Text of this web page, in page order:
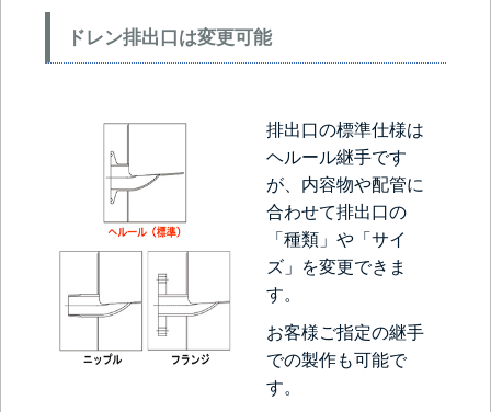
ドレン排出口は変更可能
排出口の標準仕様は
ヘルール継手です
が、内容物や配管に
合わせて排出口の
「種類」や「サイ
ズ」を変更できま
す。
お客様ご指定の継手
での製作も可能で
す。